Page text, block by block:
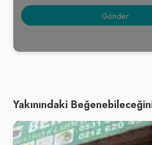
Yakınındaki